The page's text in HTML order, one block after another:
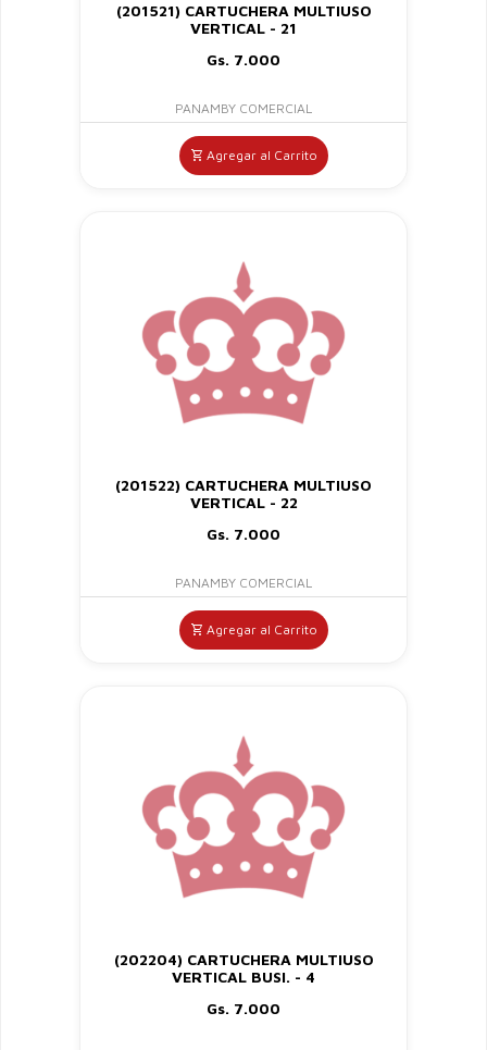
(201521) CARTUCHERA MULTIUSO
VERTICAL - 21
Gs. 7.000
PANAMBY COMERCIAL
Agregar al Carrito
(201522) CARTUCHERA MULTIUSO
VERTICAL - 22
Gs. 7.000
PANAMBY COMERCIAL
Agregar al Carrito
(202204) CARTUCHERA MULTIUSO
VERTICAL BUSI. - 4
Gs. 7.000